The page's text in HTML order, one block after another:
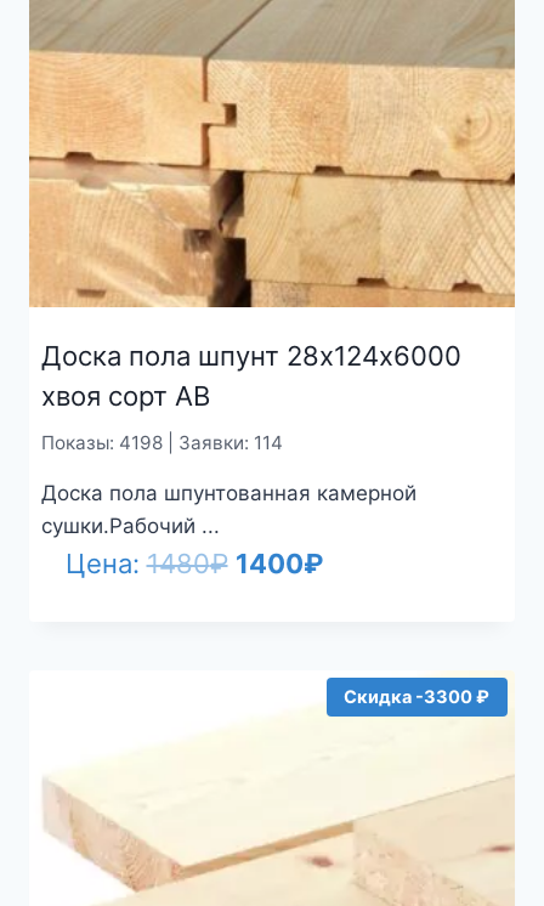
Доска пола шпунт 28х124х6000
хвоя сорт АВ
Показы: 4198 | Заявки: 114
Доска пола шпунтованная камерной
сушки.Рабочий ...
Цена:1480₽ Первоначальная
1400₽Текущая
Скидка -3300 ₽